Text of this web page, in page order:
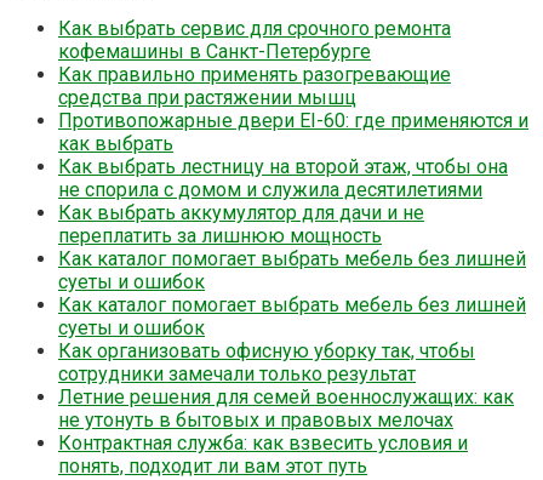
Как выбрать сервис для срочного ремонта
кофемашины в Санкт-Петербурге
Как правильно применять разогревающие
средства при растяжении мышц
Противопожарные двери EI-60: где применяются и
как выбрать
Как выбрать лестницу на второй этаж, чтобы она
не спорила с домом и служила десятилетиями
Как выбрать аккумулятор для дачи и не
переплатить за лишнюю мощность
Как каталог помогает выбрать мебель без лишней
суеты и ошибок
Как каталог помогает выбрать мебель без лишней
суеты и ошибок
Как организовать офисную уборку так, чтобы
сотрудники замечали только результат
Летние решения для семей военнослужащих: как
не утонуть в бытовых и правовых мелочах
Контрактная служба: как взвесить условия и
понять, подходит ли вам этот путь